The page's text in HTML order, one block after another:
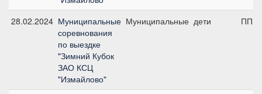
28.02.2024 Муниципальные
соревнования
по выездке
"Зимний Кубок
ЗАО КСЦ
"Измайлово"
Муниципальные дети ПП